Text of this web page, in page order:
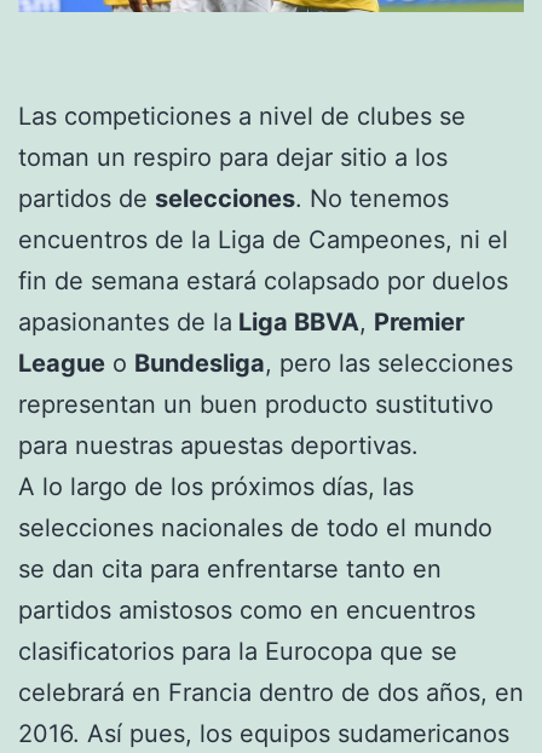
Las competiciones a nivel de clubes se
toman un respiro para dejar sitio a los
partidos de selecciones. No tenemos
encuentros de la Liga de Campeones, ni el
fin de semana estará colapsado por duelos
apasionantes de la Liga BBVA, Premier
League o Bundesliga, pero las selecciones
representan un buen producto sustitutivo
para nuestras apuestas deportivas.
A lo largo de los próximos días, las
selecciones nacionales de todo el mundo
se dan cita para enfrentarse tanto en
partidos amistosos como en encuentros
clasificatorios para la Eurocopa que se
celebrará en Francia dentro de dos años, en
2016. Así pues, los equipos sudamericanos